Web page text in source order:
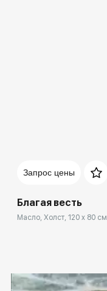
Запрос цены
Благая весть
Масло, Холст, 120 x 80 см